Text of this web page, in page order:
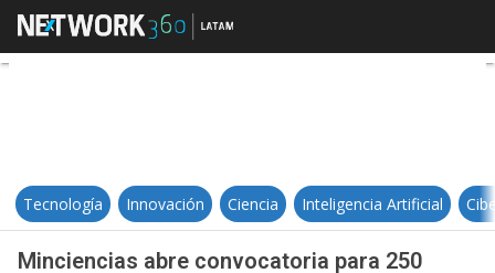
Minciencias abre convocatoria
Tecnología Innovación Ciencia Inteligencia Artificial
Minciencias abre convocatoria para 250